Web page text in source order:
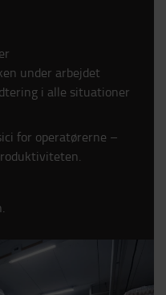
under arbejdet
i alle situationer
for operatørerne –